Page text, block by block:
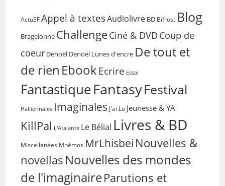
ActuSF Appel à textesAudiolivre BD Bifrost Blog
Bragelonne ChallengeCiné & DVD Coup de
coeur Denoël Denoël Lunes d'encre De tout et
de rien EbookEcrire Essai
FantastiqueFantasyFestival
Halliennales Imaginales J'ai Lu Jeunesse & YA
KillPal L'Atalante Le Bélial Livres & BD
Miscellanées Mnémos MrLhisbei Nouvelles &
novellas Nouvelles des mondes
de l'imaginaireParutions et